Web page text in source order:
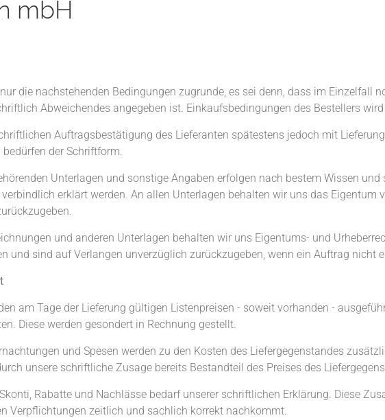
mbH
die nachstehenden Bedingungen zugrunde, es sei denn, dass im Einzelfall
Abweichendes angegeben ist. Einkaufsbedingungen des Bestellers
Auftragsbestätigung des Lieferanten spätestens jedoch mit
der Schriftform.
Unterlagen und sonstige Angaben erfolgen nach bestem Wissen
erklärt werden. An allen Unterlagen behalten wir uns das Eigentum
und anderen Unterlagen behalten wir uns Eigentums- und
und sind auf Verlangen unverzüglich zurückzugeben, wenn ein Auftrag nicht
am Tage der Lieferung gültigen Listenpreisen - soweit vorhanden -
Diese werden gesondert in Rechnung gestellt.
und Spesen werden zu den Kosten des Liefergegenstandes
unsere schriftliche Zusage bereits Bestandteil des Preises des
Rabatte und Nachlässe bedarf unserer schriftlichen Erklärung. Diese
Verpflichtungen zeitlich und sachlich korrekt nachkommt.